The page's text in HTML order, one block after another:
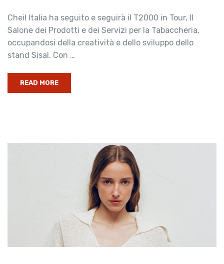
Cheil Italia ha seguito e seguirà il T2000 in Tour, Il
Salone dei Prodotti e dei Servizi per la Tabaccheria,
occupandosi della creatività e dello sviluppo dello
stand Sisal. Con …
READ MORE